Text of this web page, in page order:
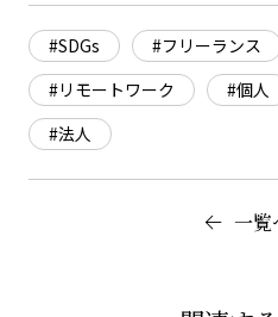
#SDGs #フリーランス
#リモートワーク
#個人
#法人
一覧